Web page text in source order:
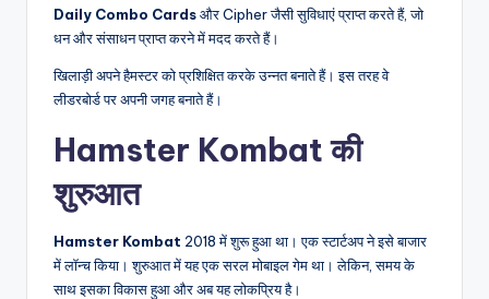
Daily Combo Cardsऔर Cipher जैसी सुविधाएं प्राप्त करते हैं, जो
धन और संसाधन प्राप्त करने में मदद करते हैं।
खिलाड़ी अपने हैमस्टर को प्रशिक्षित करके उन्नत बनाते हैं। इस तरह वे
लीडरबोर्ड पर अपनी जगह बनाते हैं।
Hamster Kombat की
शुरुआत
Hamster Kombat 2018 में शुरू हुआ था। एक स्टार्टअप ने इसे बाजार
में लॉन्च किया। शुरुआत में यह एक सरल मोबाइल गेम था। लेकिन, समय के
साथ इसका विकास हुआ और अब यह लोकप्रिय है।